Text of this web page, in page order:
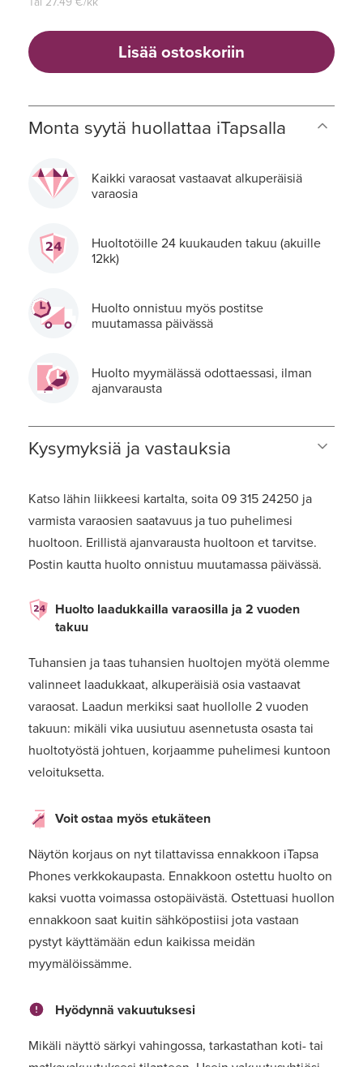
Lisää ostoskoriin
Monta syytä huollattaa iTapsalla
Kaikki varaosat vastaavat alkuperäisiä
varaosia
Huoltotöille 24 kuukauden takuu (akuille
12kk)
Huolto onnistuu myös postitse
muutamassa päivässä
Huolto myymälässä odottaessasi, ilman
ajanvarausta
Kysymyksiä ja vastauksia
Katso lähin liikkeesi kartalta, soita 09 315 24250 ja
varmista varaosien saatavuus ja tuo puhelimesi
huoltoon. Erillistä ajanvarausta huoltoon et tarvitse.
Postin kautta huolto onnistuu muutamassa päivässä.
Huolto laadukkailla varaosilla ja 2 vuoden
takuu
Tuhansien ja taas tuhansien huoltojen myötä olemme
valinneet laadukkaat, alkuperäisiä osia vastaavat
varaosat. Laadun merkiksi saat huollolle 2 vuoden
takuun: mikäli vika uusiutuu asennetusta osasta tai
huoltotyöstä johtuen, korjaamme puhelimesi kuntoon
veloituksetta.
Voit ostaa myös etukäteen
Näytön korjaus on nyt tilattavissa ennakkoon iTapsa
Phones verkkokaupasta. Ennakkoon ostettu huolto on
kaksi vuotta voimassa ostopäivästä. Ostettuasi huollon
ennakkoon saat kuitin sähköpostiisi jota vastaan
pystyt käyttämään edun kaikissa meidän
myymälöissämme.
Hyödynnä vakuutuksesi
Mikäli näyttö särkyi vahingossa, tarkastathan koti- tai